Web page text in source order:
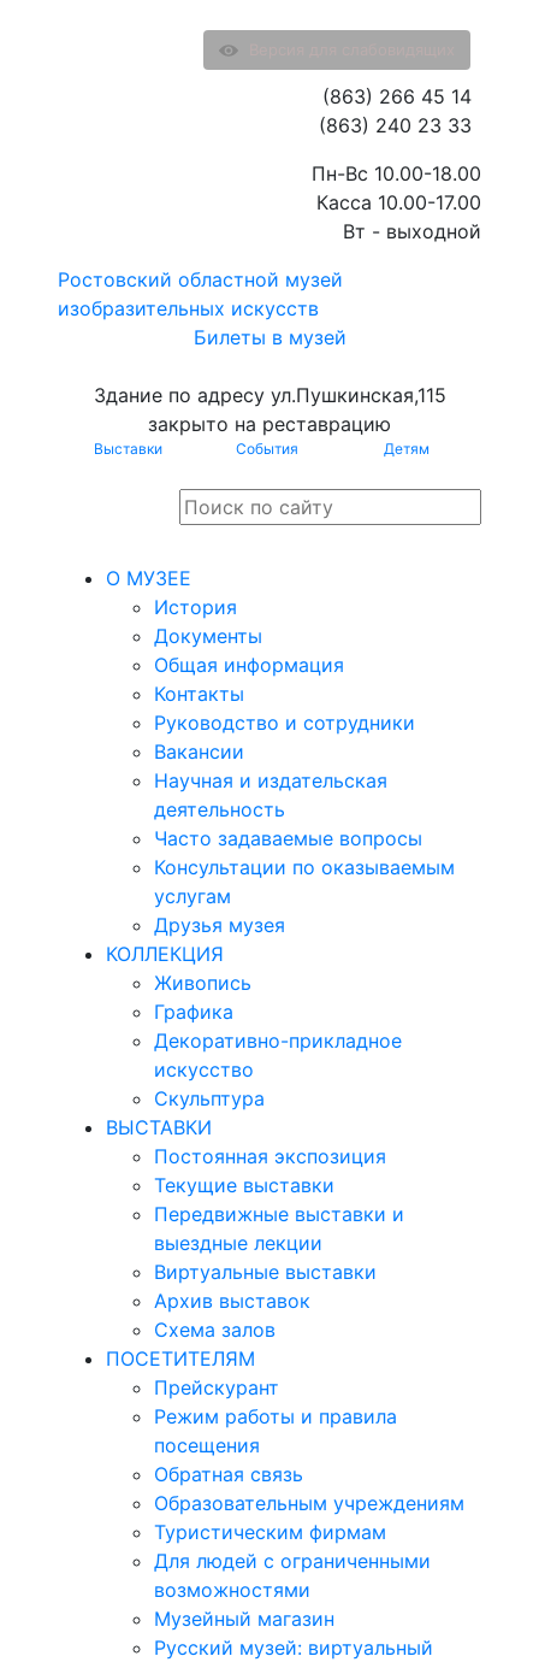
Ростовский областной музей
изобразительных искусств
Билеты в музей
Здание по адресу ул.Пушкинская,115
закрыто на реставрацию
Выставки События Детям
(863) 266 45 14
(863) 240 23 33
Пн-Вс 10.00-18.00
Касса 10.00-17.00
Вт - выходной
О МУЗЕЕ
История
Документы
Общая информация
Контакты
Руководство и сотрудники
Вакансии
Научная и издательская
деятельность
Часто задаваемые вопросы
Консультации по оказываемым
услугам
Друзья музея
КОЛЛЕКЦИЯ
Живопись
Графика
Декоративно-прикладное
искусство
Скульптура
ВЫСТАВКИ
Постоянная экспозиция
Текущие выставки
Передвижные выставки и
выездные лекции
Виртуальные выставки
Архив выставок
Схема залов
ПОСЕТИТЕЛЯМ
Прейскурант
Режим работы и правила
посещения
Обратная связь
Образовательным учреждениям
Туристическим фирмам
Для людей с ограниченными
возможностями
Музейный магазин
Русский музей: виртуальный